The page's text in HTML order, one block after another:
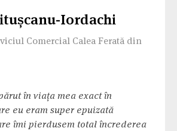
Iordachi
Comercial Calea Ferată din
în viața mea exact în
eu eram super epuizată
îmi pierdusem total încrederea